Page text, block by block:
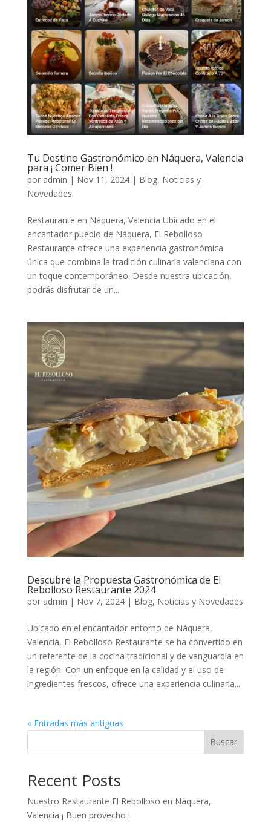
Tu Destino Gastronómico en Náquera, Valencia
para ¡ Comer Bien !
por admin | Nov 11, 2024| Blog, Noticias y
Novedades
Restaurante en Náquera, Valencia Ubicado en el
encantador pueblo de Náquera, El Rebolloso
Restaurante ofrece una experiencia gastronómica
única que combina la tradición culinaria valenciana con
un toque contemporáneo. Desde nuestra ubicación,
podrás disfrutar de un...
Descubre la Propuesta Gastronómica de El
Rebolloso Restaurante 2024
por admin | Nov 7, 2024| Blog, Noticias y Novedades
Ubicado en el encantador entorno de Náquera,
Valencia, El Rebolloso Restaurante se ha convertido en
un referente de la cocina tradicional y de vanguardia en
la región. Con un enfoque en la calidad y el uso de
ingredientes frescos, ofrece una experiencia culinaria...
« Entradas más antiguas
Buscar
Recent Posts
Nuestro Restaurante El Rebolloso en Náquera,
Valencia ¡ Buen provecho !